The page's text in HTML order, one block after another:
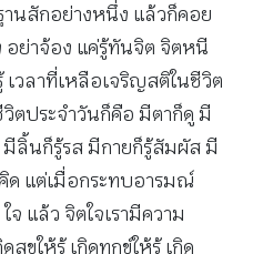
นสักอย่างหนึ่ง แล้วก็คอย
อย่าจ้อง แค่รู้ทันจิต จิตหนี
เวลาที่เหลือเจริญสติในชีวิต
ตประจำวันก็คือ มีตาก็ดู มี
ลิ้นก็รู้รส มีกายก็รู้สัมผัส มี
ด แต่เมื่อกระทบอารมณ์
แล้ว จิตใจเรามีความ
ขให้รู้ เกิดทุกข์ให้รู้ เกิด